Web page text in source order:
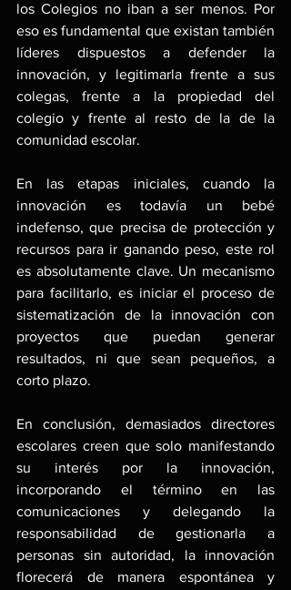
los Colegios no iban a ser menos. Por
eso es fundamental que existan también
líderes dispuestos a defender la
innovación, y legitimarla frente a sus
colegas, frente a la propiedad del
colegio y frente al resto de la de la
comunidad escolar.
En las etapas iniciales, cuando la
innovación es todavía un bebé
indefenso, que precisa de protección y
recursos para ir ganando peso, este rol
es absolutamente clave. Un mecanismo
para facilitarlo, es iniciar el proceso de
sistematización de la innovación con
proyectos que puedan generar
resultados, ni que sean pequeños, a
corto plazo.
En conclusión, demasiados directores
escolares creen que solo manifestando
su interés por la innovación,
incorporando el término en las
comunicaciones y delegando la
responsabilidad de gestionarla a
personas sin autoridad, la innovación
florecerá de manera espontánea y